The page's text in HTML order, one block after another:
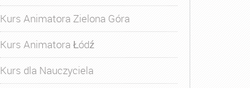
Kurs Animatora Zielona Góra
Kurs Animatora Łódź
Kurs dla Nauczyciela